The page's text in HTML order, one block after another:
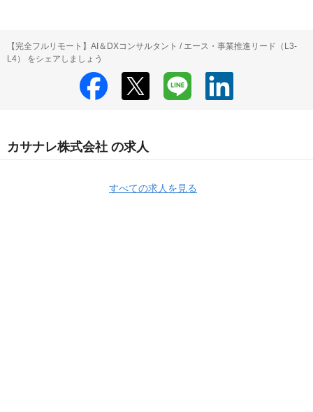
【完全フルリモート】AI＆DXコンサルタント / エース・事業推進リード（L3-
L4） をシェアしましょう
カサナレ株式会社 の求人
すべての求人を見る